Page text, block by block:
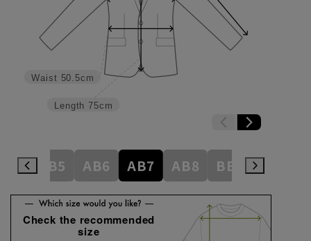
Length 75cm
Waist 50.5cm
AB5 AB6 AB7 AB8 BE3 BE4
Check the recommended
size